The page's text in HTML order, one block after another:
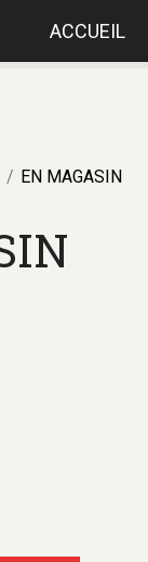
ACCUEIL
EN MAGASIN